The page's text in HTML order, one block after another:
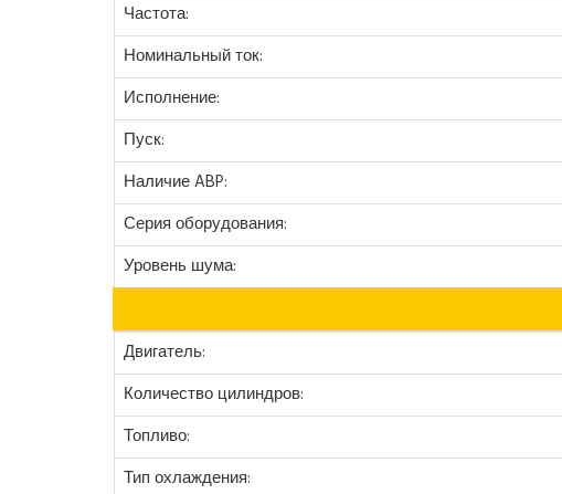
Частота:
Номинальный ток:
Исполнение:
Пуск:
Наличие ABP:
Серия оборудования:
Уровень шума:
Двигатель:
Количество цилиндров:
Топливо:
Тип охлаждения: